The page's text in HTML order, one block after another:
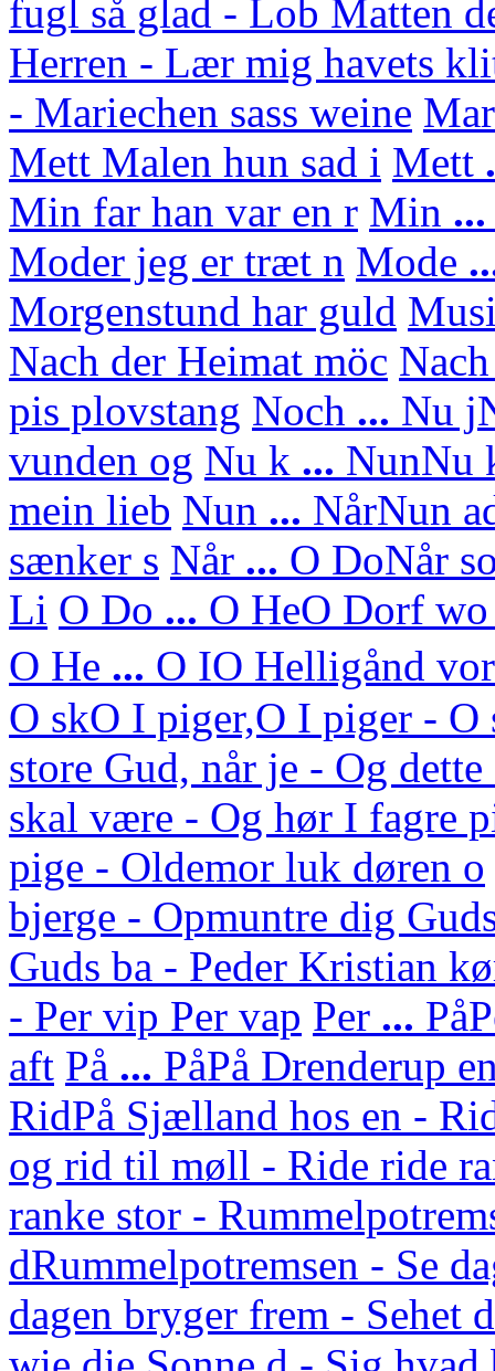
fugl så glad - Lob Matten
Herren - Lær mig havets
- Mariechen sass weine
Mett Malen hun sad i Mett
Min far han var en r Min
Moder jeg er træt n Mode
Morgenstund har guld
Nach der Heimat möc Nach
pis plovstang Noch ... Nu j
vunden og Nu k ... NunNu
mein lieb Nun ... NårNun
sænker s Når ... O DoNår
Li O Do ... O HeO Dorf
O He ... O IO Helligånd
O skO I piger,O I piger -
store Gud, når je - Og
skal være - Og hør I fagre
pige - Oldemor luk døren o
bjerge - Opmuntre dig
Guds ba - Peder Kristian
- Per vip Per vap Per ... På
aft På ... PåPå Drenderup
RidPå Sjælland hos en -
og rid til møll - Ride ride
ranke stor -
dRummelpotremsen - Se
dagen bryger frem - Sehet